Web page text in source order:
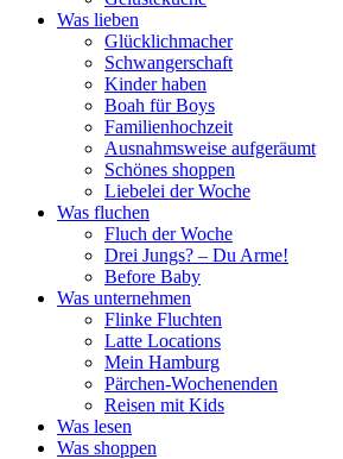
Was lieben
Glücklichmacher
Schwangerschaft
Kinder haben
Boah für Boys
Familienhochzeit
Ausnahmsweise aufgeräumt
Schönes shoppen
Liebelei der Woche
Was fluchen
Fluch der Woche
Drei Jungs? – Du Arme!
Before Baby
Was unternehmen
Flinke Fluchten
Latte Locations
Mein Hamburg
Pärchen-Wochenenden
Reisen mit Kids
Was lesen
Was shoppen